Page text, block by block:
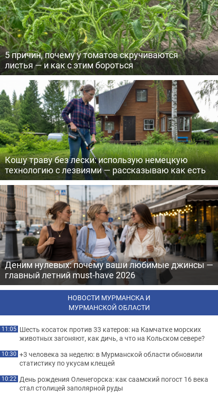
5 причин, почему у томатов скручиваются
листья — и как с этим бороться
Кошу траву без лески: использую немецкую
технологию с лезвиями — рассказываю как есть
Деним нулевых: почему ваши любимые джинсы —
главный летний must-have 2026
НОВОСТИ МУРМАНСКА И
МУРМАНСКОЙ ОБЛАСТИ
11:05 Шесть косаток против 33 катеров: на Камчатке морских
животных загоняют, как дичь, а что на Кольском севере?
10:30 +3 человека за неделю: в Мурманской области обновили
статистику по укусам клещей
10:22 День рождения Оленегорска: как саамский погост 16 века
стал столицей заполярной руды